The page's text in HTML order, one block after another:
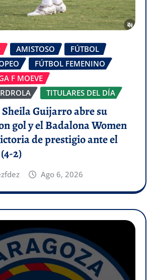
AMISTOSO
FÚTBOL
FÚTBOL FEMENINO
F MOEVE
TITULARES DEL DÍA
Guijarro abre su
gol y el Badalona Women
de prestigio ante el
2)
Ago 6, 2026